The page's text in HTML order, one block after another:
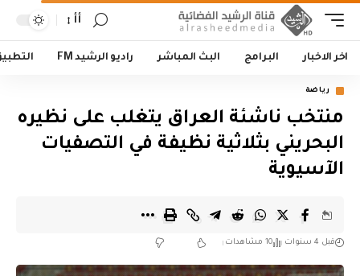
أأ
اخر الاخبار البرامج البث المباشر راديو الرشيد FM
رياضة
منتخب ناشئة العراق يتغلب على نظيره
البحريني بثلاثية نظيفة في التصفيات
الآسيوية
قبل 4 سنوات 10 مشاهدات